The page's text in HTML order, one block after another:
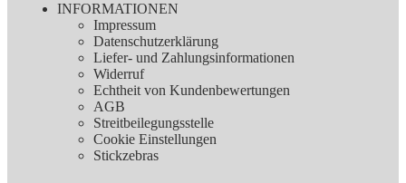
INFORMATIONEN
Impressum
Datenschutzerklärung
Liefer- und Zahlungsinformationen
Widerruf
Echtheit von Kundenbewertungen
AGB
Streitbeilegungsstelle
Cookie Einstellungen
Stickzebras